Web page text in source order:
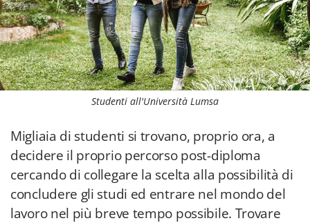
Studenti all'Università Lumsa
Migliaia di studenti si trovano, proprio ora, a
decidere il proprio percorso post-diploma
cercando di collegare la scelta alla possibilità di
concludere gli studi ed entrare nel mondo del
lavoro nel più breve tempo possibile. Trovare